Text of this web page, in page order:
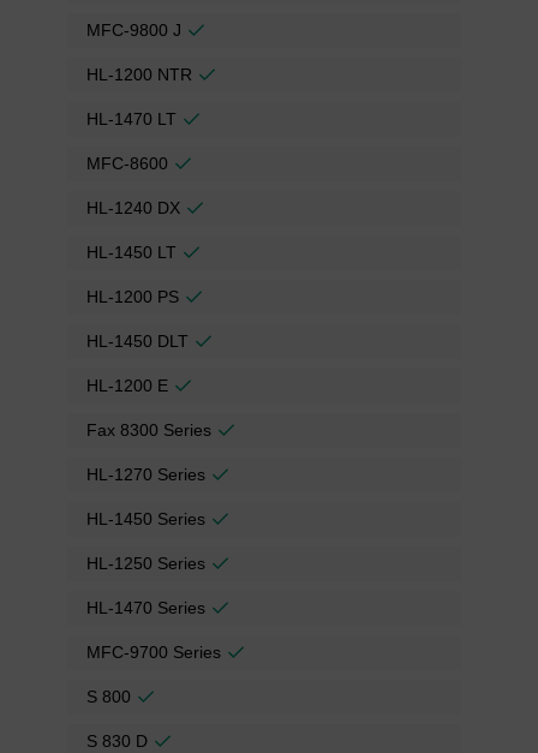
MFC-9800 J
HL-1200 NTR
HL-1470 LT
MFC-8600
HL-1240 DX
HL-1450 LT
HL-1200 PS
HL-1450 DLT
HL-1200 E
Fax 8300 Series
HL-1270 Series
HL-1450 Series
HL-1250 Series
HL-1470 Series
MFC-9700 Series
S 800
S 830 D